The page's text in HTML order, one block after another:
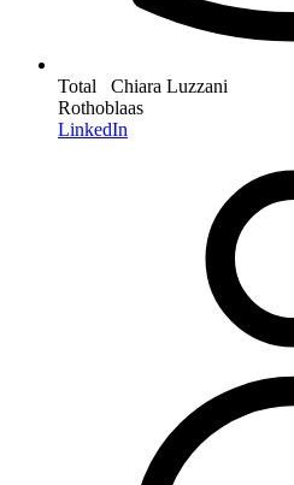
Total Chiara Luzzani
Rothoblaas
LinkedIn